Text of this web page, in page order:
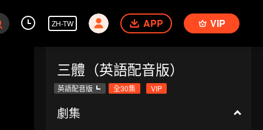
ZH-TW APP VIP
三體（英語配音版）
英語配音版 全30集 VIP
劇集